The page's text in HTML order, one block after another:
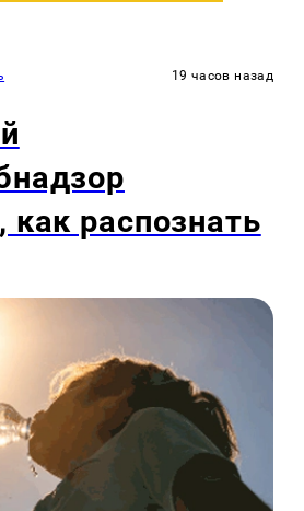
19 часов назад
как распознать